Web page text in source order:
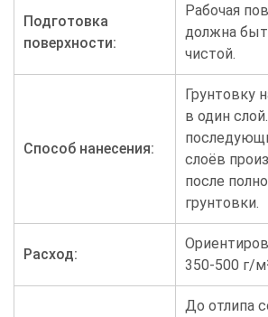
Подготовка
поверхности:
Рабочая
должна
чистой.
Способ нанесения:
Грунтовку
в один
слоёв
после
грунтовки.
Расход:
350-500 г/
До отлипа